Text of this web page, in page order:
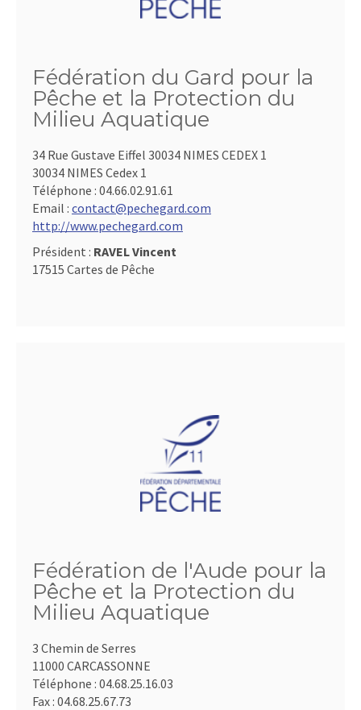
Fédération du Gard pour la
Pêche et la Protection du
Milieu Aquatique
34 Rue Gustave Eiffel 30034 NIMES CEDEX 1
30034 NIMES Cedex 1
Téléphone : 04.66.02.91.61
Email : contact@pechegard.com
http://www.pechegard.com
Président : RAVEL Vincent
17515 Cartes de Pêche
Fédération de l'Aude pour la
Pêche et la Protection du
Milieu Aquatique
3 Chemin de Serres
11000 CARCASSONNE
Téléphone : 04.68.25.16.03
Fax : 04.68.25.67.73